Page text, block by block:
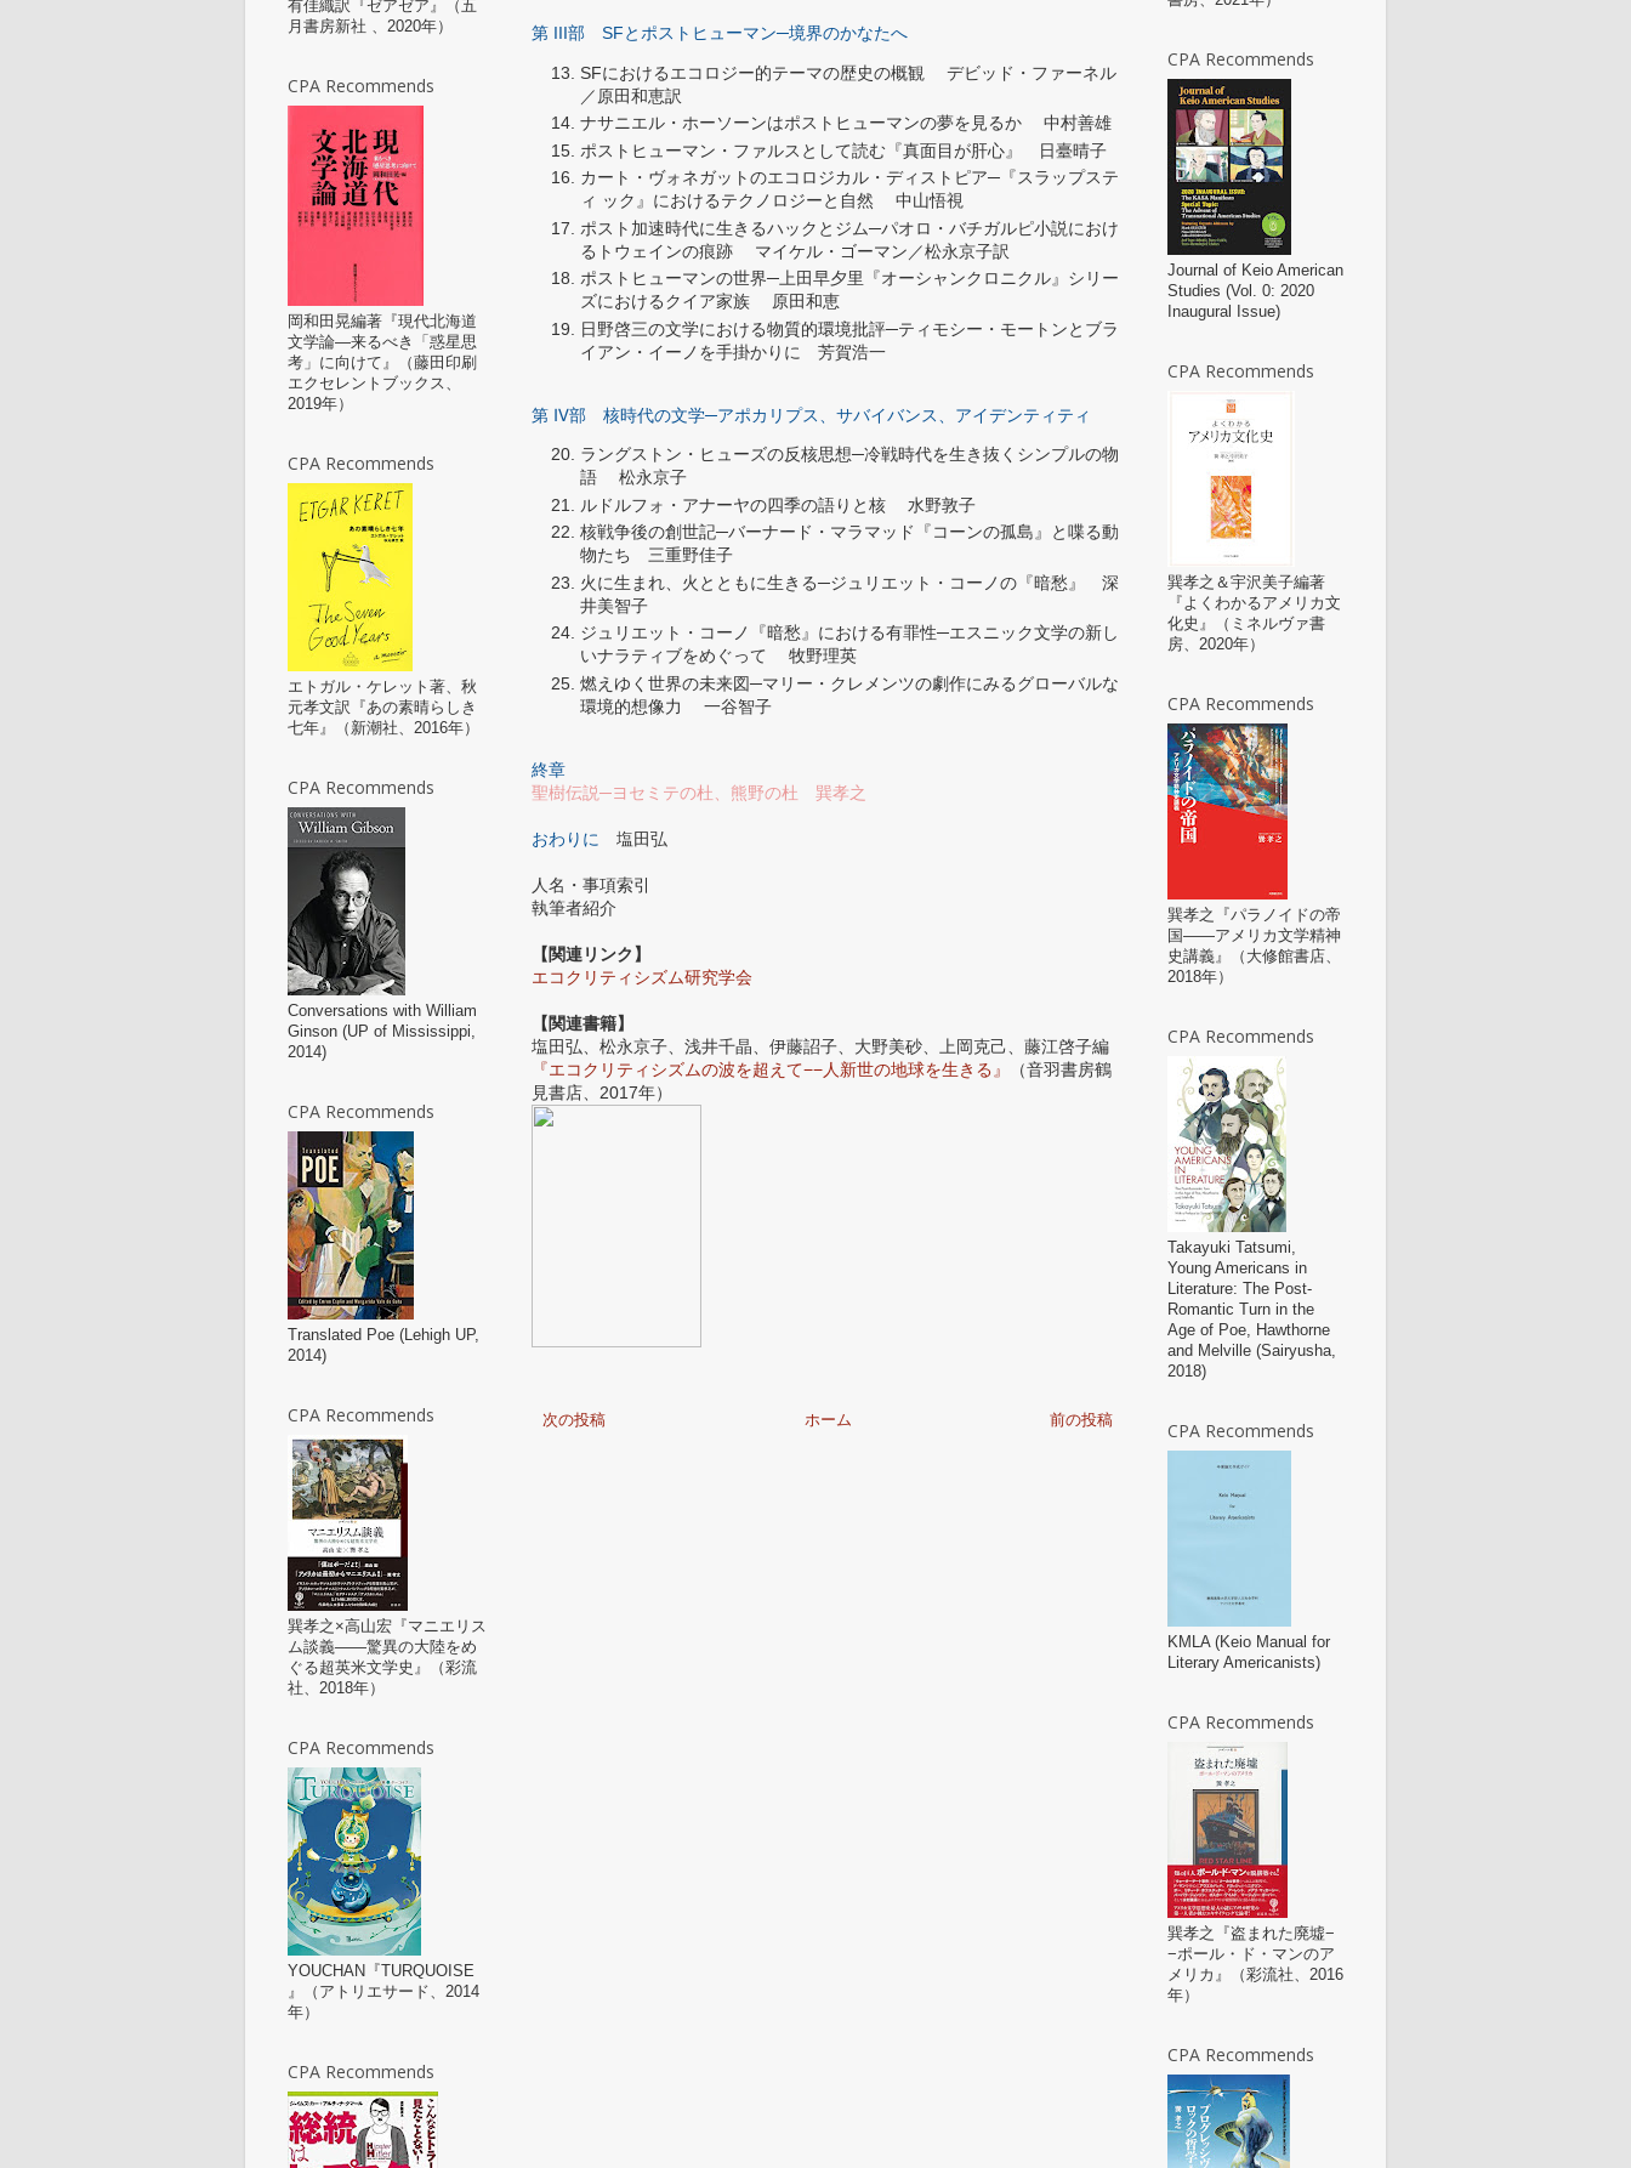
第 III部 SFとポストヒューマン─境界のかなたへ
SFにおけるエコロジー的テーマの歴史の概観 デビッド・ファーネル
／原田和恵訳
ナサニエル・ホーソーンはポストヒューマンの夢を見るか 中村善雄
ポストヒューマン・ファルスとして読む『真面目が肝心』 日臺晴子
カート・ヴォネガットのエコロジカル・ディストピア─『スラップステ
ィ ック』におけるテクノロジーと自然 中山悟視
ポスト加速時代に生きるハックとジム─パオロ・バチガルピ小説におけ
るトウェインの痕跡 マイケル・ゴーマン／松永京子訳
ポストヒューマンの世界─上田早夕里『オーシャンクロニクル』シリー
ズにおけるクイア家族 原田和恵
日野啓三の文学における物質的環境批評─ティモシー・モートンとブラ
イアン・イーノを手掛かりに 芳賀浩一
第 Ⅳ部 核時代の文学─アポカリプス、サバイバンス、アイデンティティ
ラングストン・ヒューズの反核思想─冷戦時代を生き抜くシンプルの物
語 松永京子
ルドルフォ・アナーヤの四季の語りと核 水野敦子
核戦争後の創世記─バーナード・マラマッド『コーンの孤島』と喋る動
物たち 三重野佳子
火に生まれ、火とともに生きる─ジュリエット・コーノの『暗愁』 深
井美智子
ジュリエット・コーノ『暗愁』における有罪性─エスニック文学の新し
いナラティブをめぐって 牧野理英
燃えゆく世界の未来図─マリー・クレメンツの劇作にみるグローバルな
環境的想像力 一谷智子
終章
聖樹伝説─ヨセミテの杜、熊野の杜 巽孝之
おわりに 塩田弘
人名・事項索引
執筆者紹介
【関連リンク】
エコクリティシズム研究学会
【関連書籍】
塩田弘、松永京子、浅井千晶、伊藤詔子、大野美砂、上岡克己、藤江啓子編
『エコクリティシズムの波を超えて−−人新世の地球を生きる』
（音羽書房鶴
見書店、2017年）
次の投稿 前の投稿
ホーム
有佳織訳『ゼアゼア』（五
月書房新社 、2020年）
CPA Recommends
岡和田晃編著『現代北海道
文学論—来るべき「惑星思
考」に向けて』（藤田印刷
エクセレントブックス、
2019年）
CPA Recommends
エトガル・ケレット著、秋
元孝文訳『あの素晴らしき
七年』（新潮社、2016年）
CPA Recommends
Conversations with William
Ginson (UP of Mississippi,
2014)
CPA Recommends
Translated Poe (Lehigh UP,
2014)
CPA Recommends
巽孝之×高山宏『マニエリス
ム談義——驚異の大陸をめ
ぐる超英米文学史』（彩流
社、2018年）
CPA Recommends
YOUCHAN『TURQUOISE
』（アトリエサード、2014
年）
CPA Recommends
CPA Recommends
Journal of Keio American
Studies (Vol. 0: 2020
Inaugural Issue)
CPA Recommends
巽孝之＆宇沢美子編著
『よくわかるアメリカ文
化史』（ミネルヴァ書
房、2020年）
CPA Recommends
巽孝之『パラノイドの帝
国――アメリカ文学精神
史講義』（大修館書店、
2018年）
CPA Recommends
Takayuki Tatsumi,
Young Americans in
Literature: The Post-
Romantic Turn in the
Age of Poe, Hawthorne
and Melville (Sairyusha,
2018)
CPA Recommends
KMLA (Keio Manual for
Literary Americanists)
CPA Recommends
巽孝之『盗まれた廃墟−
−ポール・ド・マンのア
メリカ』（彩流社、2016
年）
CPA Recommends